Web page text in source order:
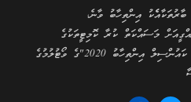
ބޮޑެތި ބާރުތަކާއެެކު އިންތިހާބު ވާނެ،
މަސައްކަތް ކުރާ ކޮމިޓީތަކުގެ
މެމްބަރުންގެ އިންތިހާބު ކުރާ "ލޯކަލް ކައުންސިލް އިންތިހާބު 2020"ގެ ވޯޓުލުމުގެ